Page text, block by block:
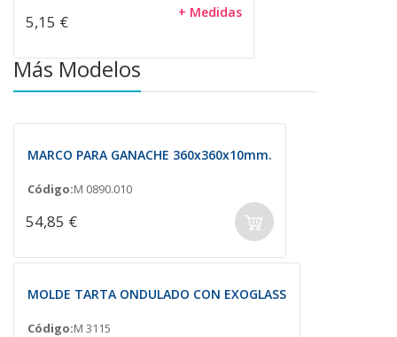
5,15 € + Medidas
Más Modelos
MARCO PARA GANACHE 360x360x10mm.
Código:M 0890.010
54,85 €
MOLDE TARTA ONDULADO CON EXOGLASS
Código:M 3115